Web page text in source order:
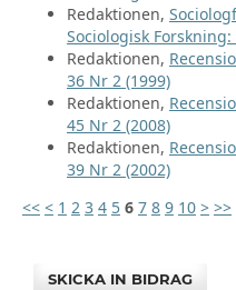
Redaktionen,
Sociologisk Forskning:
Redaktionen,
36 Nr 2 (1999)
Redaktionen,
45 Nr 2 (2008)
Redaktionen,
39 Nr 2 (2002)
<< < 1 2 3 4 5 6 7 8 9 10 > >>
SKICKA IN BIDRAG